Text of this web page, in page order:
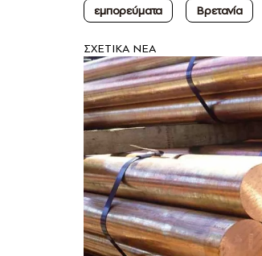
εμπορεύματα
Βρετανία
ΣXETIKA NEA